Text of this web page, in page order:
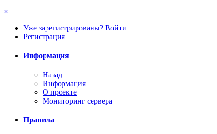
×
Уже зарегистрированы? Войти
Регистрация
Информация
Назад
Информация
О проекте
Мониторинг сервера
Правила